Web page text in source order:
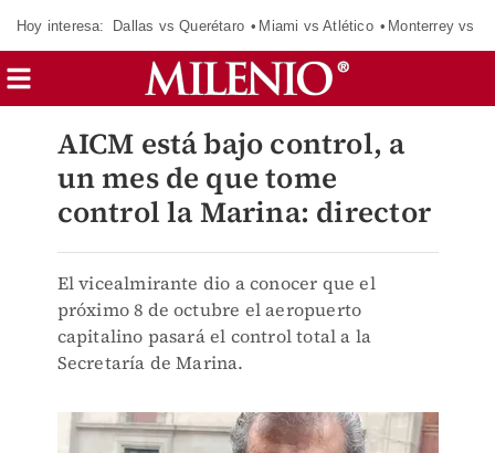
Hoy interesa: Dallas vs Querétaro Miami vs Atlético Monterrey vs
AICM está bajo control, a
un mes de que tome
control la Marina: director
El vicealmirante dio a conocer que el
próximo 8 de octubre el aeropuerto
capitalino pasará el control total a la
Secretaría de Marina.